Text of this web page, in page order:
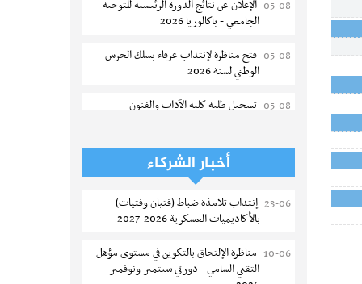
05-08 الإعلان عن نتائج الدورة الرئيسية للتوجيه
الجامعي - باكالوريا 2026
05-08 فتح مناظرة لإنتداب عرفاء بسلك الحرس
الوطني لسنة 2026
05-08 تسجيل طلبة كلية الآداب والفنون
المعهد العالي للرياضة و التربية البدنية
بقصر السعيد : ترسيم السنوات الثانية
تمديد آجال الترشح للماجستير بكلية العلوم
كلية العلوم الإقتصادية والتصرف بسوسة :
أخبار الشركاء
23-06 إنتداب تلامذة ضباط (فتيان وفتيات)
بالأكاديميات العسكرية 2026-2027
10-06 مناظرة الإلتحاق بالتكوين في مستوى مؤهل
التقني السامي - دورتي سبتمبر ونوفمبر